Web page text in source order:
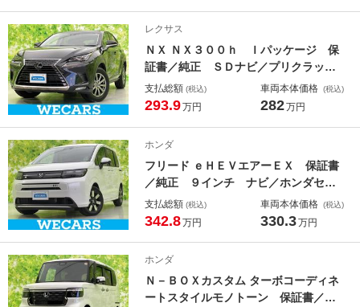
ＢＳ／横滑り防止装置
レクサス
ＮＸ ＮＸ３００ｈ Ｉパッケージ 保
証書／純正 ＳＤナビ／プリクラッシ
ュセーフティ／シートヒーター 前席
／車線逸脱防止支援システム／シー
置／クルーズコントロール
支払総額 (税込)
293.9万円
車両本体価格 (税込)
282万円
ホンダ
フリード ｅＨＥＶエアーＥＸ 保証書
／純正 ９インチ ナビ／ホンダセン
シング／両側電動スライドドア／シー
トヒーター 前席／車線逸脱防止支援
ｕｅｔｏｏｔｈ接続
支払総額 (税込)
342.8万円
車両本体価格 (税込)
330.3万円
ホンダ
Ｎ－ＢＯＸカスタム ターボコーディネ
ートスタイルモノトーン 保証書／デ